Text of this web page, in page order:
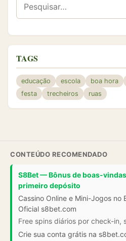
TAGS
educação escola boa hora
festa
trecheiros ruas
CONTEÚDO RECOMENDADO
S8Bet — Bônus de boas-
primeiro depósito
Cassino Online e Mini-Jogos
Oficial s8bet.com
Free spins diários por check-in,
Crie sua conta grátis na